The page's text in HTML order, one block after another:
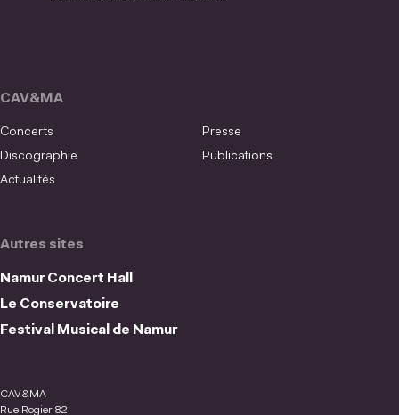
Autres sites
Namur Concert Hall
Le Conservatoire
Festival Musical de Namur
CAV&MA
Concerts
Presse
Discographie
Publications
Actualités
CAV&MA
Rue Rogier 82